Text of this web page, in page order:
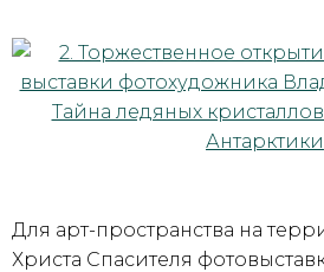
Для арт-пространства на
Христа Спасителя